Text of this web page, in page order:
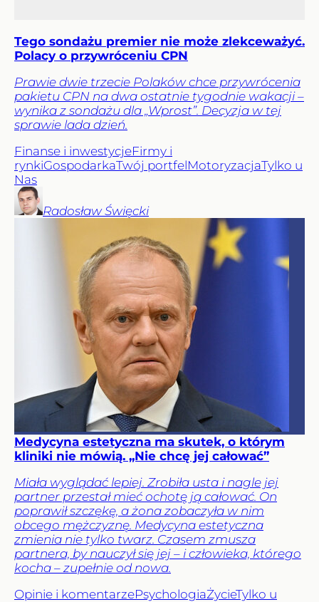
Tego sondażu premier nie może zlekceważyć.
Polacy o przywróceniu CPN
Prawie dwie trzecie Polaków chce przywrócenia
pakietu CPN na dwa ostatnie tygodnie wakacji –
wynika z sondażu dla „Wprost”. Decyzja w tej
sprawie lada dzień.
Finanse i inwestycjeFirmy i
rynkiGospodarkaTwój portfelMotoryzacjaTylko u
Nas
Radosław Święcki
Medycyna estetyczna ma skutek, o którym
kliniki nie mówią. „Nie chcę jej całować”
Miała wyglądać lepiej. Zrobiła usta i nagle jej
partner przestał mieć ochotę ją całować. On
poprawił szczękę, a żona zobaczyła w nim
obcego mężczyznę. Medycyna estetyczna
zmienia nie tylko twarz. Czasem zmusza
partnera, by nauczył się jej – i człowieka, którego
kocha – zupełnie od nowa.
Opinie i komentarzePsychologiaŻycieTylko u